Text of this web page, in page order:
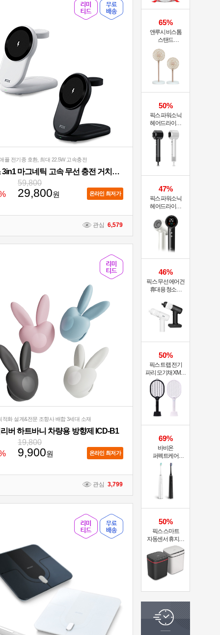
관심 6,579
플 전기종 호환, 최대 22.5W 고속충전
픽스 3in1 마그네틱 고속 무선 충전 거치대 XWC-502
59,800
29,800원 온라인 최저가
관심 3,799
적화 설계&전문 조향사 배합 3세대 소재
버 하트바니 차량용 방향제 ICD-B1
19,800
9,900원 온라인 최저가
65%
앤루시 비스톰
스탠드
써큘레이터 ASF-
200A
50%
픽스 파워소닉
헤어드라이기
XHS-701
47%
픽스 파워소닉
헤어드라이기
XHS-702
46%
픽스 무선 에어건
휴대용 청소기
50%
픽스 트랩 전기
파리 모기채 XMR-
301
69%
바비온
퍼펙트케어
퓨어슬림
음파전동칫솔
50%
픽스 스마트
자동센서 휴지통
XSW-301